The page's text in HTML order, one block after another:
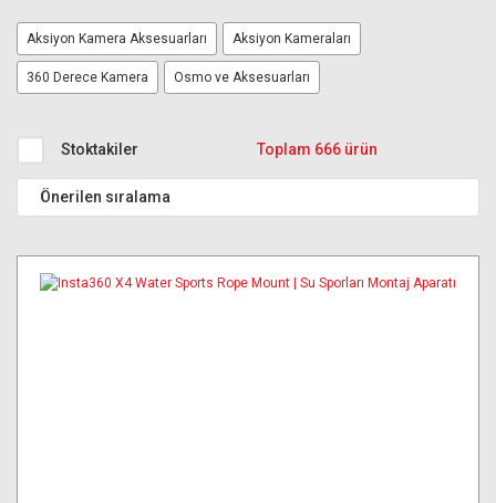
Canon R6 Mark IIIBundle Setler
Aksiyon Kamera Aksesuarları Aksiyon Kameraları
360 Derece Kamera Osmo ve Aksesuarları
Stoktakiler Toplam 666 ürün